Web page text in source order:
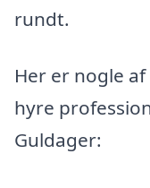
rundt.
Her er nogle
hyre
Guldager: